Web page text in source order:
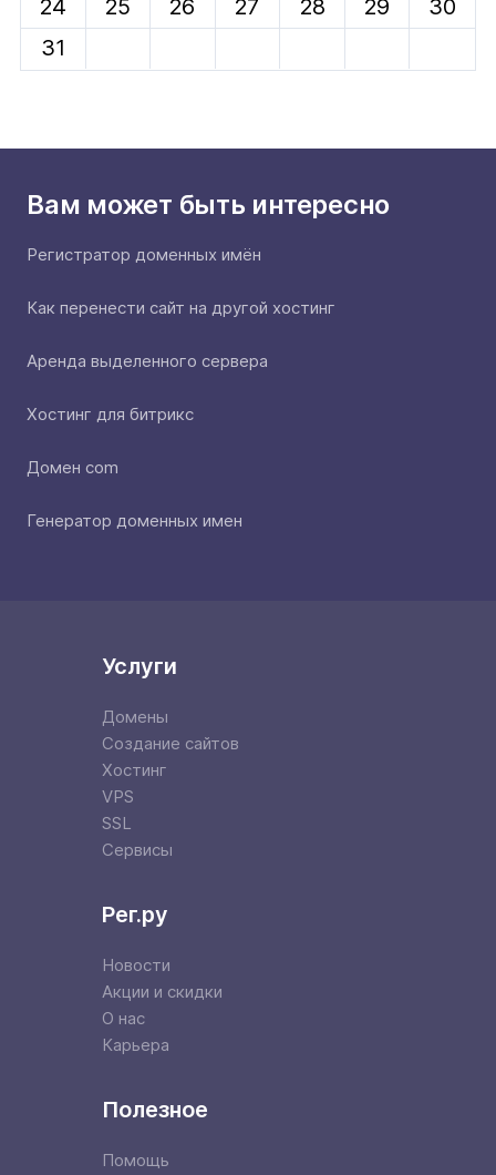
24
25 26 27 28 29
30
31
Вам может быть интересно
Регистратор доменных имён
Как перенести сайт на другой хостинг
Аренда выделенного сервера
Хостинг для битрикс
Домен com
Генератор доменных имен
Услуги
Домены
Создание сайтов
Хостинг
VPS
SSL
Сервисы
Рег.ру
Новости
Акции и скидки
О нас
Карьера
Полезное
Помощь